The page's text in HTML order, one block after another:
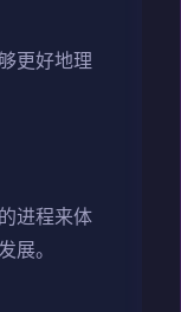
更好地理
进程来体
展。